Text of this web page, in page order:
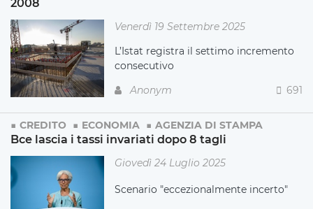
Venerdì 19 Settembre 2025
L’Istat registra il settimo incremento
consecutivo
Anonym
691
CREDITO ECONOMIA AGENZIA DI STAMPA
Bce lascia i tassi invariati dopo 8 tagli
Giovedì 24 Luglio 2025
Scenario "eccezionalmente incerto"